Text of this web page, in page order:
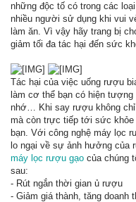
những độc tố có trong các
nhiều người sử dụng khi vui
làm ăn. Vì vậy hãy trang bị
giảm tối đa tác hại đến sức
Tác hại của việc uống rượu
làm cơ thể bạn có hiện
nhớ… Khi say rượu không
mà còn trực tiếp tới sức khỏe
bạn. Với công nghệ máy lọc
lo ngại về sự ảnh hưởng của
máy lọc rượu gạo của chúng
sau:
- Rút ngắn thời gian ủ rượu
- Giảm giá thành, tăng doanh